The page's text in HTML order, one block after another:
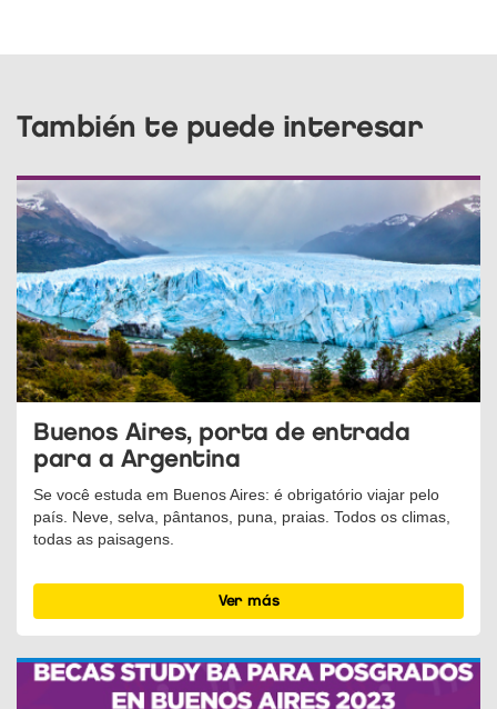
También te puede interesar
Buenos Aires, porta de entrada
para a Argentina
Se você estuda em Buenos Aires: é obrigatório viajar pelo
país. Neve, selva, pântanos, puna, praias. Todos os climas,
todas as paisagens.
Ver más